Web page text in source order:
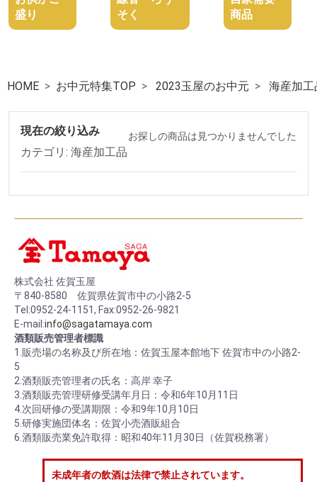
盛り
そく
商品
HOME お中元特集TOP 2023玉屋のお中元 海産加工
現在の絞り込み
カテゴリ: 海産加工品
お探しの商品は見つかりませんでした
株式会社 佐賀玉屋
〒840-8580 佐賀県佐賀市中の小路2-5
Tel:0952-24-1151, Fax:0952-26-9821
E-mail:info@sagatamaya.com
酒類販売管理者標識
1.販売場の名称及び所在地：佐賀玉屋本館地下 佐賀市中の小路2-
5
2.酒類販売管理者の氏名：高岸 幸子
3.酒類販売管理研修受講年月日：令和6年10月11日
4.次回研修の受講期限：令和9年10月10日
5.研修実施団体名：佐賀小売酒販組合
6.酒類販売業免許取得：昭和40年11月30日（佐賀税務署）
未成年者の飲酒は法律で禁止されています。